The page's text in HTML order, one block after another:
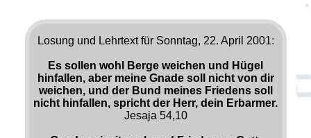
Losung und Lehrtext für Sonntag, 22. April 2001:
Es sollen wohl Berge weichen und Hügel
hinfallen, aber meine Gnade soll nicht von dir
weichen, und der Bund meines Friedens soll
nicht hinfallen, spricht der Herr, dein Erbarmer.
Jesaja 54,10